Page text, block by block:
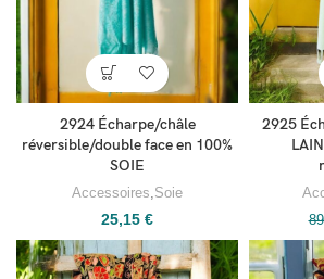
2924 Écharpe/châle
réversible/double face en 100%
SOIE
Accessoires Soie
25,15 €
2925